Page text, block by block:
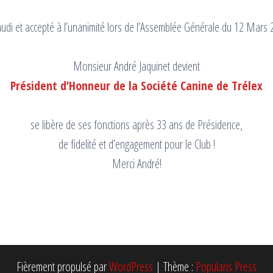
et accepté à l’unanimité lors de l’Assemblée Générale du 12 Mars
Monsieur André Jaquinet devient
Président d’Honneur de la Société Canine de Trélex
se libère de ses fonctions après 33 ans de Présidence,
de fidelité et d’engagement pour le Club !
Merci André!
Fièrement propulsé parWordPress | Thème : Popularis Press